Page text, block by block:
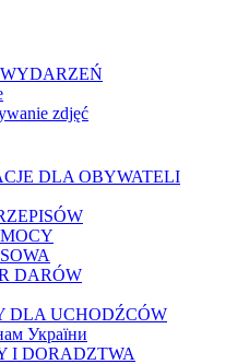
zdjęć
DLA OBYWATELI
DARÓW
DLA UCHODŹCÓW
України
I DORADZTWA